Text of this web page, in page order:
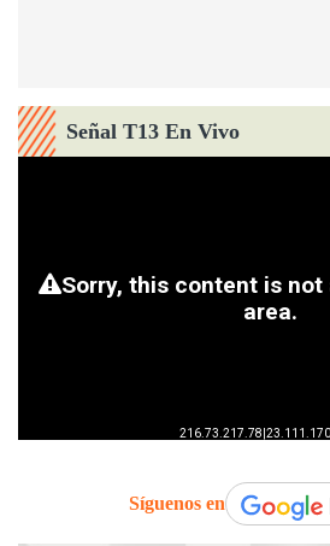
Señal T13 En Vivo
Síguenos en